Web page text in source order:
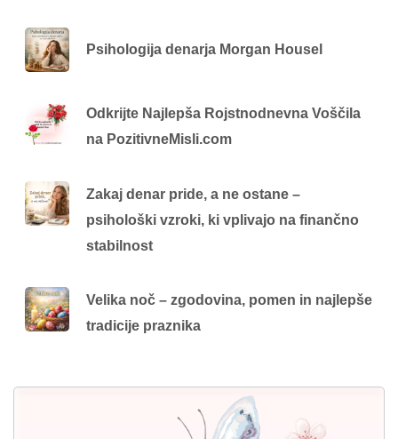
Psihologija denarja Morgan Housel
Odkrijte Najlepša Rojstnodnevna Voščila
na PozitivneMisli.com
Zakaj denar pride, a ne ostane –
psihološki vzroki, ki vplivajo na finančno
stabilnost
Velika noč – zgodovina, pomen in najlepše
tradicije praznika